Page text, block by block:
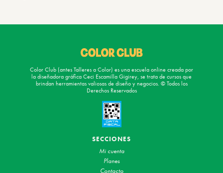
Color Club (antes Talleres a Color) es una escuela online creada por
la diseñadora gráfica Ceci Escamilla Gigirey, se trata de cursos que
brindan herramientas valiosas de diseño y negocios. © Todos los
Derechos Reservados
SECCIONES
Mi cuenta
Planes
Contacto